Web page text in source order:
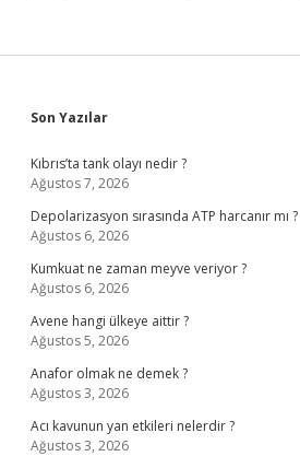
Sidebar
Son Yazılar
Kıbrıs’ta tank olayı nedir ?
Ağustos 7, 2026
Depolarizasyon sırasında ATP harcanır mı ?
Ağustos 6, 2026
Kumkuat ne zaman meyve veriyor ?
Ağustos 6, 2026
Avene hangi ülkeye aittir ?
Ağustos 5, 2026
Anafor olmak ne demek ?
Ağustos 3, 2026
Acı kavunun yan etkileri nelerdir ?
Ağustos 3, 2026